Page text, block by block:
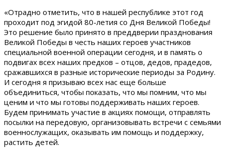
«Отрадно отметить, что в нашей республике этот год
проходит под эгидой 80-летия со Дня Великой Победы!
Это решение было принято в преддверии празднования
Великой Победы в честь наших героев участников
специальной военной операции сегодня, и в память о
подвигах всех наших предков – отцов, дедов, прадедов,
сражавшихся в разные исторические периоды за Родину.
И сегодня я призываю всех нас еще больше
объединиться, чтобы показать, что мы помним, что мы
ценим и что мы готовы поддерживать наших героев.
Будем принимать участие в акциях помощи, отправлять
посылки на передовую, организовывать встречи с семьями
военнослужащих, оказывать им помощь и поддержку,
растить детей.